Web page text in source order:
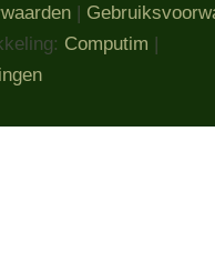
|
Computim |